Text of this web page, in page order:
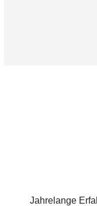
Jahrelange